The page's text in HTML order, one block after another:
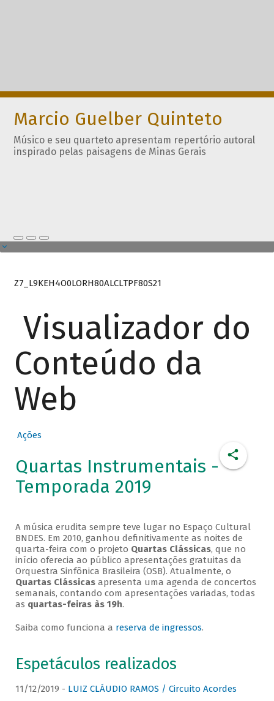
Marcio Guelber Quinteto
Músico e seu quarteto apresentam repertório autoral
inspirado pelas paisagens de Minas Gerais
Z7_L9KEH4O0LORH80ALCLTPF80S21
Visualizador do
Conteúdo da
Web
Ações
Quartas Instrumentais -
Temporada 2019
A música erudita sempre teve lugar no Espaço Cultural
BNDES. Em 2010, ganhou definitivamente as noites de
quarta-feira com o projeto Quartas Clássicas, que no
início oferecia ao público apresentações gratuitas da
Orquestra Sinfônica Brasileira (OSB). Atualmente, o
Quartas Clássicasapresenta uma agenda de concertos
semanais, contando com apresentações variadas, todas
as quartas-feiras às 19h.
Saiba como funciona a reserva de ingressos.
Espetáculos realizados
11/12/2019 - LUIZ CLÁUDIO RAMOS / Circuito Acordes